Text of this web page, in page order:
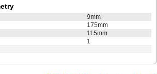
9mm
175mm
115mm
1